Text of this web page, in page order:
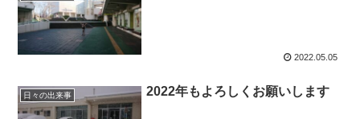
2022.05.05
日々の出来事 2022年もよろしくお願いします